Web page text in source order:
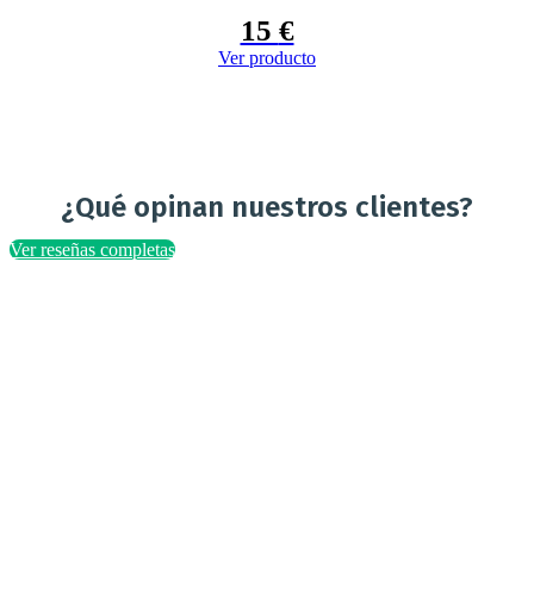
15 €
Ver producto
¿Qué opinan nuestros clientes?
Ver reseñas completas